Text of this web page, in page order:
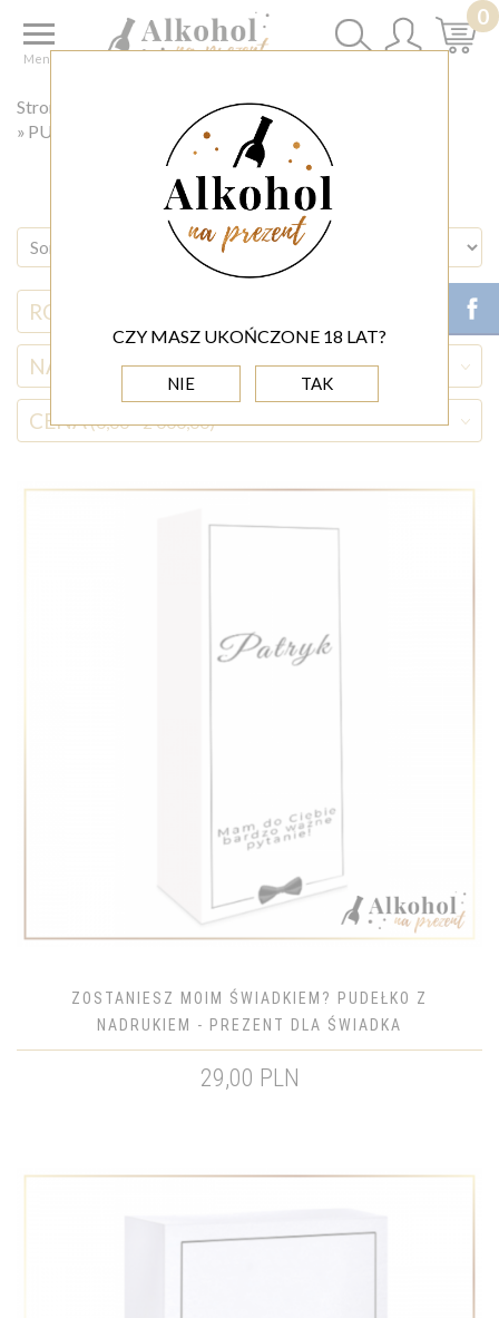
CZY MASZ UKOŃCZONE 18 LAT?
NIE TAK
0
Menu
Strona główna
PUDEŁKA Z DEDYKACJĄ
PUDEŁKO DLA ŚWIADKÓW
RODZAJ ALKOHOLU
NAZWA ALKOHOLU
CENA(0,00 - 2 000,00)
ZOSTANIESZ MOIM ŚWIADKIEM? PUDEŁKO Z
NADRUKIEM - PREZENT DLA ŚWIADKA
29,00 PLN